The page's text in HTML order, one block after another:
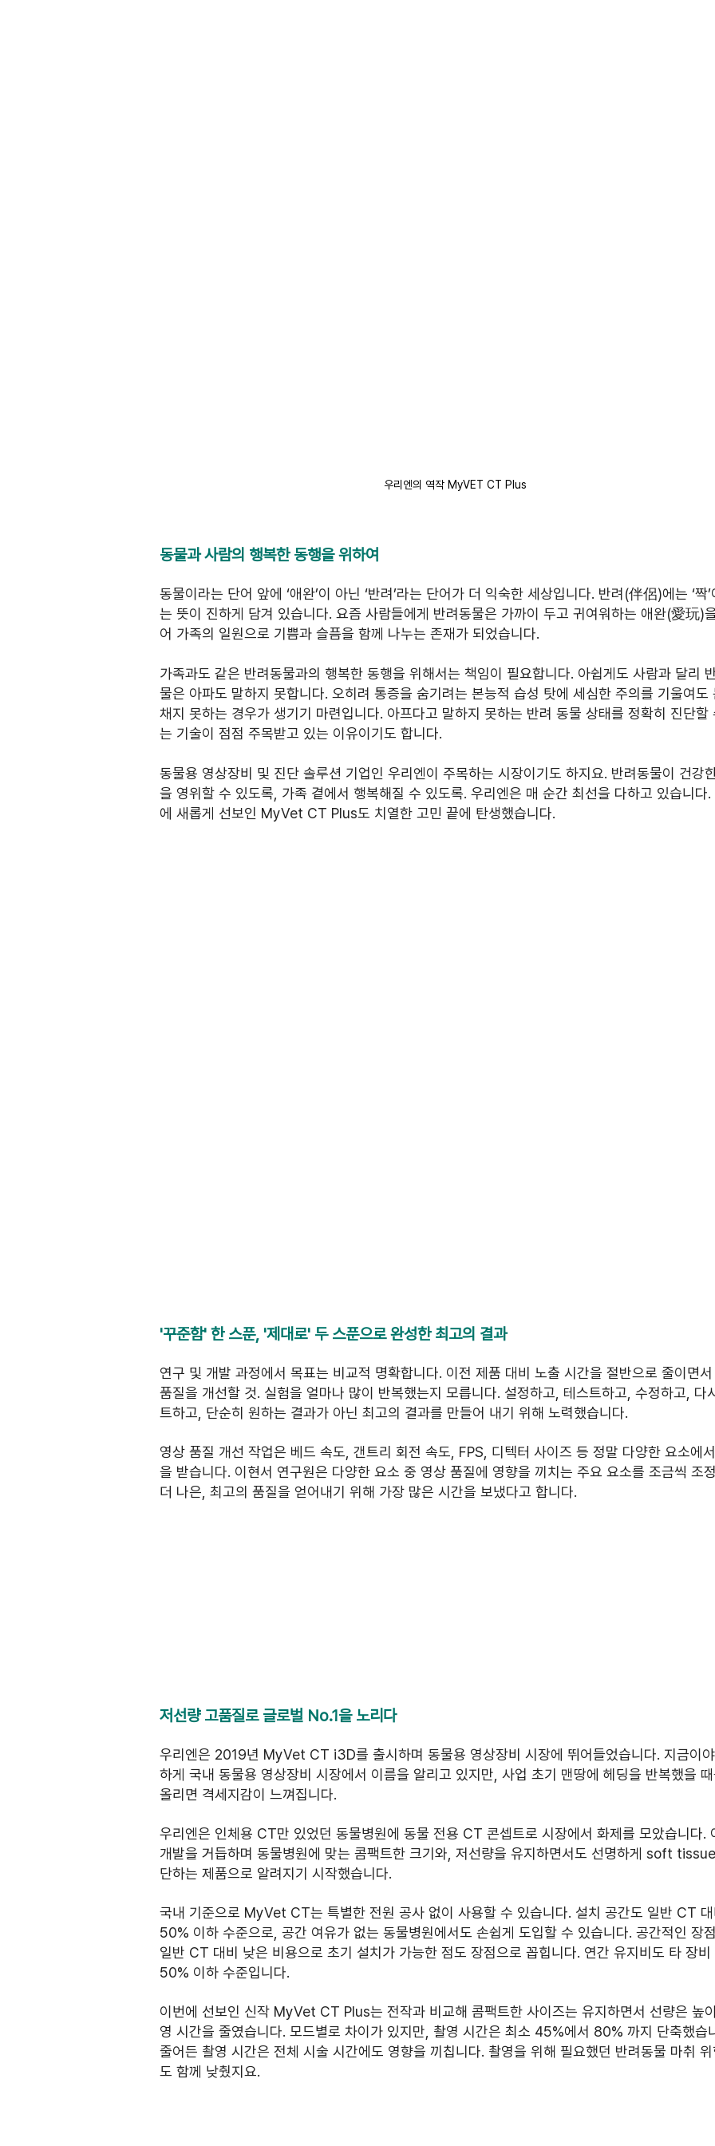
우리엔의 역작 MyVET CT Plus
동물과 사람의 행복한 동행을 위하여
동물이라는 단어 앞에 ‘애완’이 아닌 ‘반려’라는 단어가 더 익숙한 세상입니다. 반려(伴侶)에는 ‘짝’
는 뜻이 진하게 담겨 있습니다. 요즘 사람들에게 반려동물은 가까이 두고 귀여워하는 애완(愛玩)
어 가족의 일원으로 기쁨과 슬픔을 함께 나누는 존재가 되었습니다.
가족과도 같은 반려동물과의 행복한 동행을 위해서는 책임이 필요합니다. 아쉽게도 사람과 달리
물은 아파도 말하지 못합니다. 오히려 통증을 숨기려는 본능적 습성 탓에 세심한 주의를 기울여도
채지 못하는 경우가 생기기 마련입니다. 아프다고 말하지 못하는 반려 동물 상태를 정확히 진단할
는 기술이 점점 주목받고 있는 이유이기도 합니다.
동물용 영상장비 및 진단 솔루션 기업인 우리엔이 주목하는 시장이기도 하지요. 반려동물이 건강
을 영위할 수 있도록, 가족 곁에서 행복해질 수 있도록. 우리엔은 매 순간 최선을 다하고 있습니다.
에 새롭게 선보인 MyVet CT Plus도 치열한 고민 끝에 탄생했습니다.
'꾸준함' 한 스푼, '제대로' 두 스푼으로 완성한 최고의 결과
연구 및 개발 과정에서 목표는 비교적 명확합니다. 이전 제품 대비 노출 시간을 절반으로 줄이면
품질을 개선할 것. 실험을 얼마나 많이 반복했는지 모릅니다. 설정하고, 테스트하고, 수정하고, 다
트하고, 단순히 원하는 결과가 아닌 최고의 결과를 만들어 내기 위해 노력했습니다.
영상 품질 개선 작업은 베드 속도, 갠트리 회전 속도, FPS, 디텍터 사이즈 등 정말 다양한 요소에
을 받습니다. 이현서 연구원은 다양한 요소 중 영상 품질에 영향을 끼치는 주요 요소를 조금씩 조
더 나은, 최고의 품질을 얻어내기 위해 가장 많은 시간을 보냈다고 합니다.
저선량 고품질로 글로벌 No.1을 노리다
우리엔은 2019년 MyVet CT i3D를 출시하며 동물용 영상장비 시장에 뛰어들었습니다. 지금이
하게 국내 동물용 영상장비 시장에서 이름을 알리고 있지만, 사업 초기 맨땅에 헤딩을 반복했을 때
올리면 격세지감이 느껴집니다.
우리엔은 인체용 CT만 있었던 동물병원에 동물 전용 CT 콘셉트로 시장에서 화제를 모았습니다.
개발을 거듭하며 동물병원에 맞는 콤팩트한 크기와, 저선량을 유지하면서도 선명하게 soft
단하는 제품으로 알려지기 시작했습니다.
국내 기준으로 MyVet CT는 특별한 전원 공사 없이 사용할 수 있습니다. 설치 공간도 일반 CT 대
50% 이하 수준으로, 공간 여유가 없는 동물병원에서도 손쉽게 도입할 수 있습니다. 공간적인 장
일반 CT 대비 낮은 비용으로 초기 설치가 가능한 점도 장점으로 꼽힙니다. 연간 유지비도 타 장비
50% 이하 수준입니다.
이번에 선보인 신작 MyVet CT Plus는 전작과 비교해 콤팩트한 사이즈는 유지하면서 선량은 높
영 시간을 줄였습니다. 모드별로 차이가 있지만, 촬영 시간은 최소 45%에서 80% 까지 단축했습
줄어든 촬영 시간은 전체 시술 시간에도 영향을 끼칩니다. 촬영을 위해 필요했던 반려동물 마취 위
도 함께 낮췄지요.